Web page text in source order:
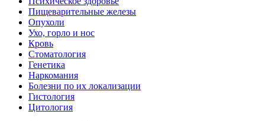
Пищеварительные железы
Опухоли
Ухо, горло и нос
Кровь
Стоматология
Генетика
Наркомания
Болезни по их локализации
Гистология
Цитология